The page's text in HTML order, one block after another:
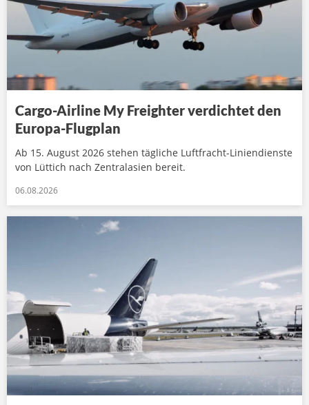
Cargo-Airline My Freighter verdichtet den
Europa-Flugplan
Ab 15. August 2026 stehen tägliche Luftfracht-Liniendienste
von Lüttich nach Zentralasien bereit.
06.08.2026